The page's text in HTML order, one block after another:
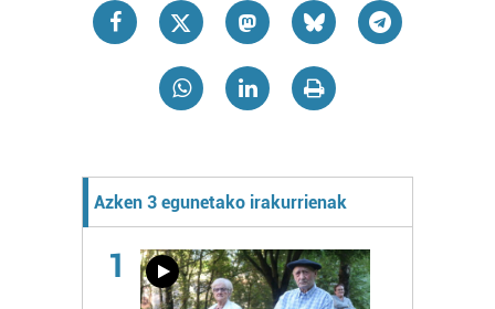
Azken 3 egunetako irakurrienak
1